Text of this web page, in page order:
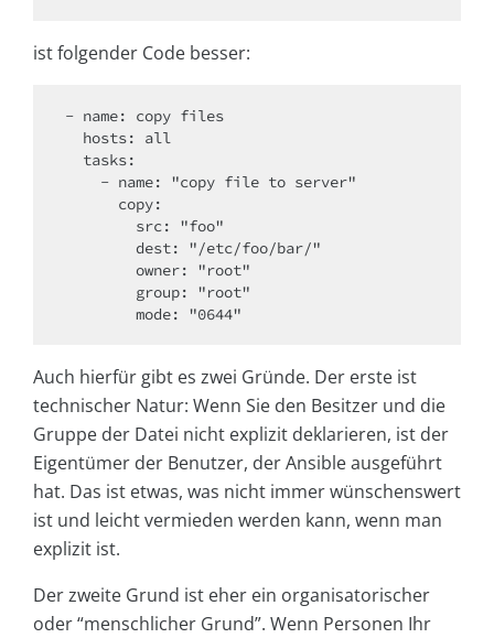
ist folgender Code besser:
- name: copy files
Auch hierfür gibt es zwei Gründe. Der erste ist
technischer Natur: Wenn Sie den Besitzer und die
Gruppe der Datei nicht explizit deklarieren, ist der
Eigentümer der Benutzer, der Ansible ausgeführt
hat. Das ist etwas, was nicht immer wünschenswert
ist und leicht vermieden werden kann, wenn man
explizit ist.
Der zweite Grund ist eher ein organisatorischer
oder “menschlicher Grund”. Wenn Personen Ihr